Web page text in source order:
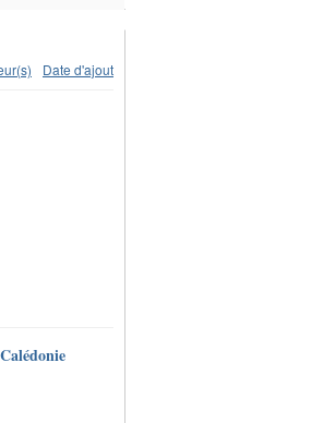
Date d'ajout